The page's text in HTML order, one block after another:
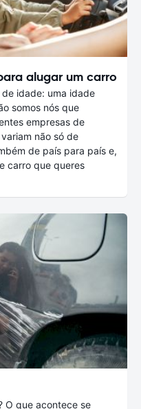
alugar um carro
idade: uma idade
somos nós que
empresas de
não só de
de país para país e,
carro que queres
O que acontece se